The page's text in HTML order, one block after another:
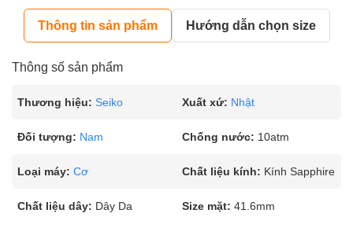
Thông tin sản phẩm Hướng dẫn chọn size
Thông số sản phẩm
Thương hiệu: Seiko Xuất xứ: Nhật
Đối tượng: Nam Chống nước: 10atm
Loại máy: Cơ Chất liệu kính: Kính Sapphire
Chất liệu dây: Dây Da Size mặt: 41.6mm